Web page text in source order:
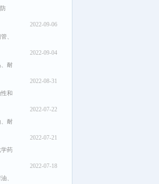
2022-09-06
、
2022-09-04
耐
2022-08-31
和
2022-07-22
耐
2022-07-21
药
2022-07-18
、